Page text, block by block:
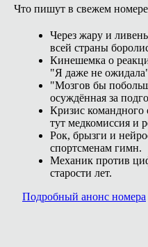
Что пишут в свежем
Через жару и
всей страны
Кинешемка о
"Я даже не
"Мозгов бы
осуждённая за
Кризис
тут медкомиссия и
Рок, брызги и
спортсменам гимн.
Механик против
старости лет.
Подробный анонс номера